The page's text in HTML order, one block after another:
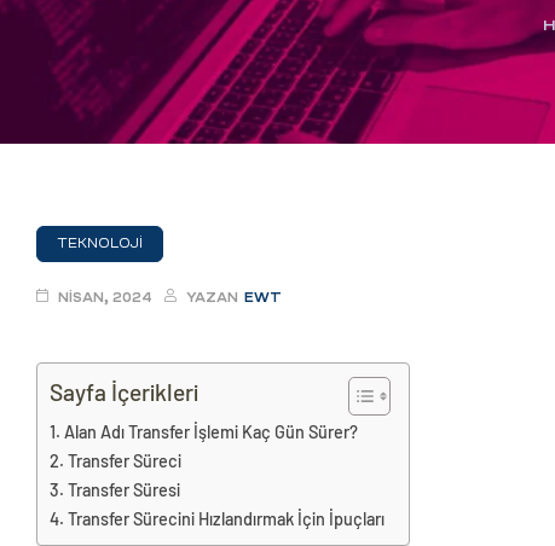
Aday
TEKNOLOJI
NISAN, 2024 YAZAN EWT
Sayfa İçerikleri
Alan Adı Transfer İşlemi Kaç Gün Sürer?
Transfer Süreci
Transfer Süresi
Transfer Sürecini Hızlandırmak İçin İpuçları